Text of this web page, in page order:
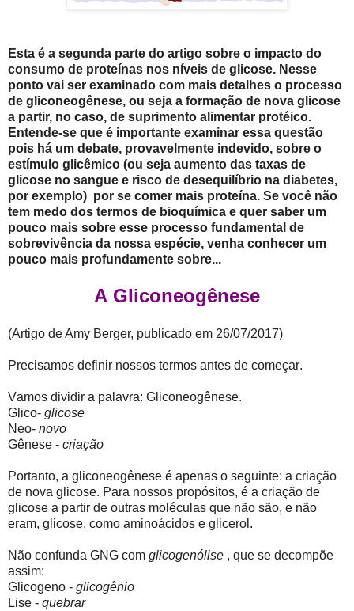
Esta é a segunda parte do artigo sobre o impacto do
consumo de proteínas nos níveis de glicose. Nesse
ponto vai ser examinado com mais detalhes o processo
de gliconeogênese, ou seja a formação de nova glicose
a partir, no caso, de suprimento alimentar protéico.
Entende-se que é importante examinar essa questão
pois há um debate, provavelmente indevido, sobre o
estímulo glicêmico (ou seja aumento das taxas de
glicose no sangue e risco de desequilíbrio na diabetes,
por exemplo) por se comer mais proteína. Se você não
tem medo dos termos de bioquímica e quer saber um
pouco mais sobre esse processo fundamental de
sobrevivência da nossa espécie, venha conhecer um
pouco mais profundamente sobre...
A Gliconeogênese
(Artigo de Amy Berger, publicado em 26/07/2017)
Precisamos definir nossos termos antes de começar.
Vamos dividir a palavra: Gliconeogênese.
Glico- glicose
Neo- novo
Gênese - criação
Portanto, a gliconeogênese é apenas o seguinte: a criação
de nova glicose. Para nossos propósitos, é a criação de
glicose a partir de outras moléculas que não são, e não
eram, glicose, como aminoácidos e glicerol.
Não confunda GNG com glicogenólise , que se decompõe
assim:
Glicogeno - glicogênio
Lise - quebrar